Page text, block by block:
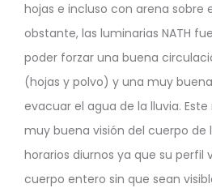
hojas e incluso con arena sobre
obstante, las luminarias NATH
poder forzar una buena
(hojas y polvo) y una muy
evacuar el agua de la lluvia.
muy buena visión del cuerpo de
horarios diurnos ya que su perfil
cuerpo entero sin que sean